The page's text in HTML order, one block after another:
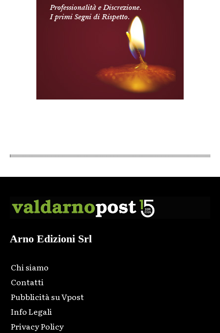
Arno Edizioni Srl
Chi siamo
Contatti
Pubblicità su Vpost
Info Legali
Privacy Policy